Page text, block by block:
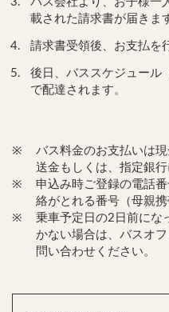
載された請求書が届きま
請求書受領後、お支払を
後日、バススケジュール
で配達されます。
※
バス料金のお支払いは
送金もしくは、指定銀
※
申込み時ご登録の電話
絡がとれる番号（母親
※
乗車予定日の2日前にな
かない場合は、バスオ
問い合わせください。